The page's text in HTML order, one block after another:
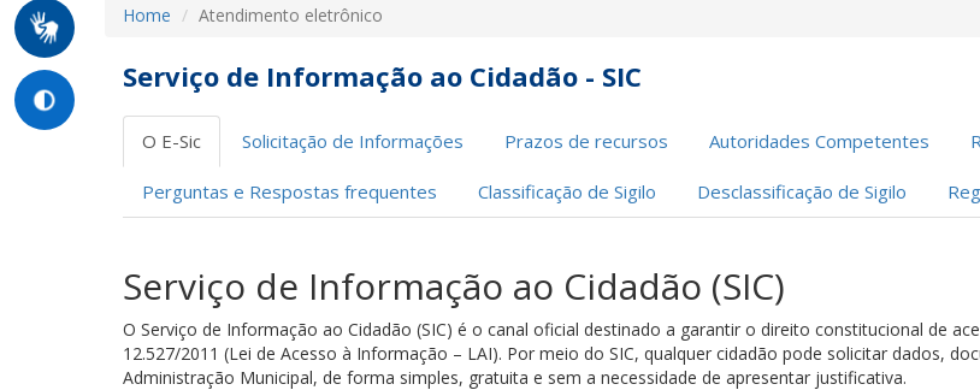
Home Atendimento eletrônico
Serviço de Informação ao Cidadão - SIC
O E-Sic Solicitação de Informações Prazos de recursos Autoridades Competentes
Perguntas e Respostas frequentes Classificação de Sigilo Desclassificação de Sigilo
Serviço de Informação ao Cidadão (SIC)
O Serviço de Informação ao Cidadão (SIC) é o canal oficial destinado a garantir o direito constitucional de
12.527/2011 (Lei de Acesso à Informação – LAI). Por meio do SIC, qualquer cidadão pode solicitar dados,
Administração Municipal, de forma simples, gratuita e sem a necessidade de apresentar justificativa.